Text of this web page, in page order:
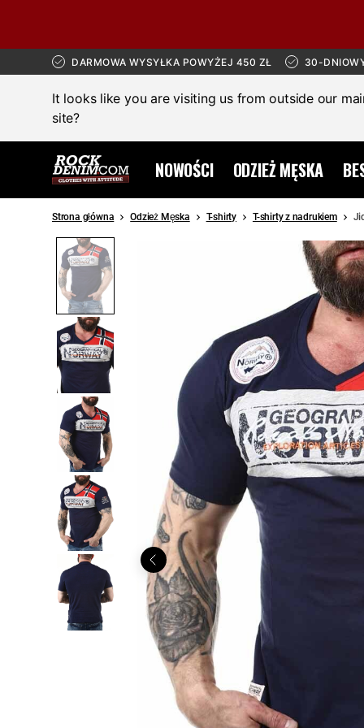
DARMOWA WYSYŁKA POWYŻEJ 450 ZŁ 30-
It looks like you are visiting us from outside our
site?
NOWOŚCI ODZIEŻ MĘSKA
Strona główna Odzież Męska T-shirty T-shirty z nadrukiem
SALE